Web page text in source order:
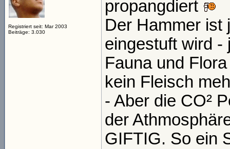
Registriert seit: Mar 2003
Beiträge: 3.030
propangdiert
Der Hammer ist
eingestuft wird -
Fauna und
kein Fleisch
- Aber die CO²
der
GIFTIG. So ein